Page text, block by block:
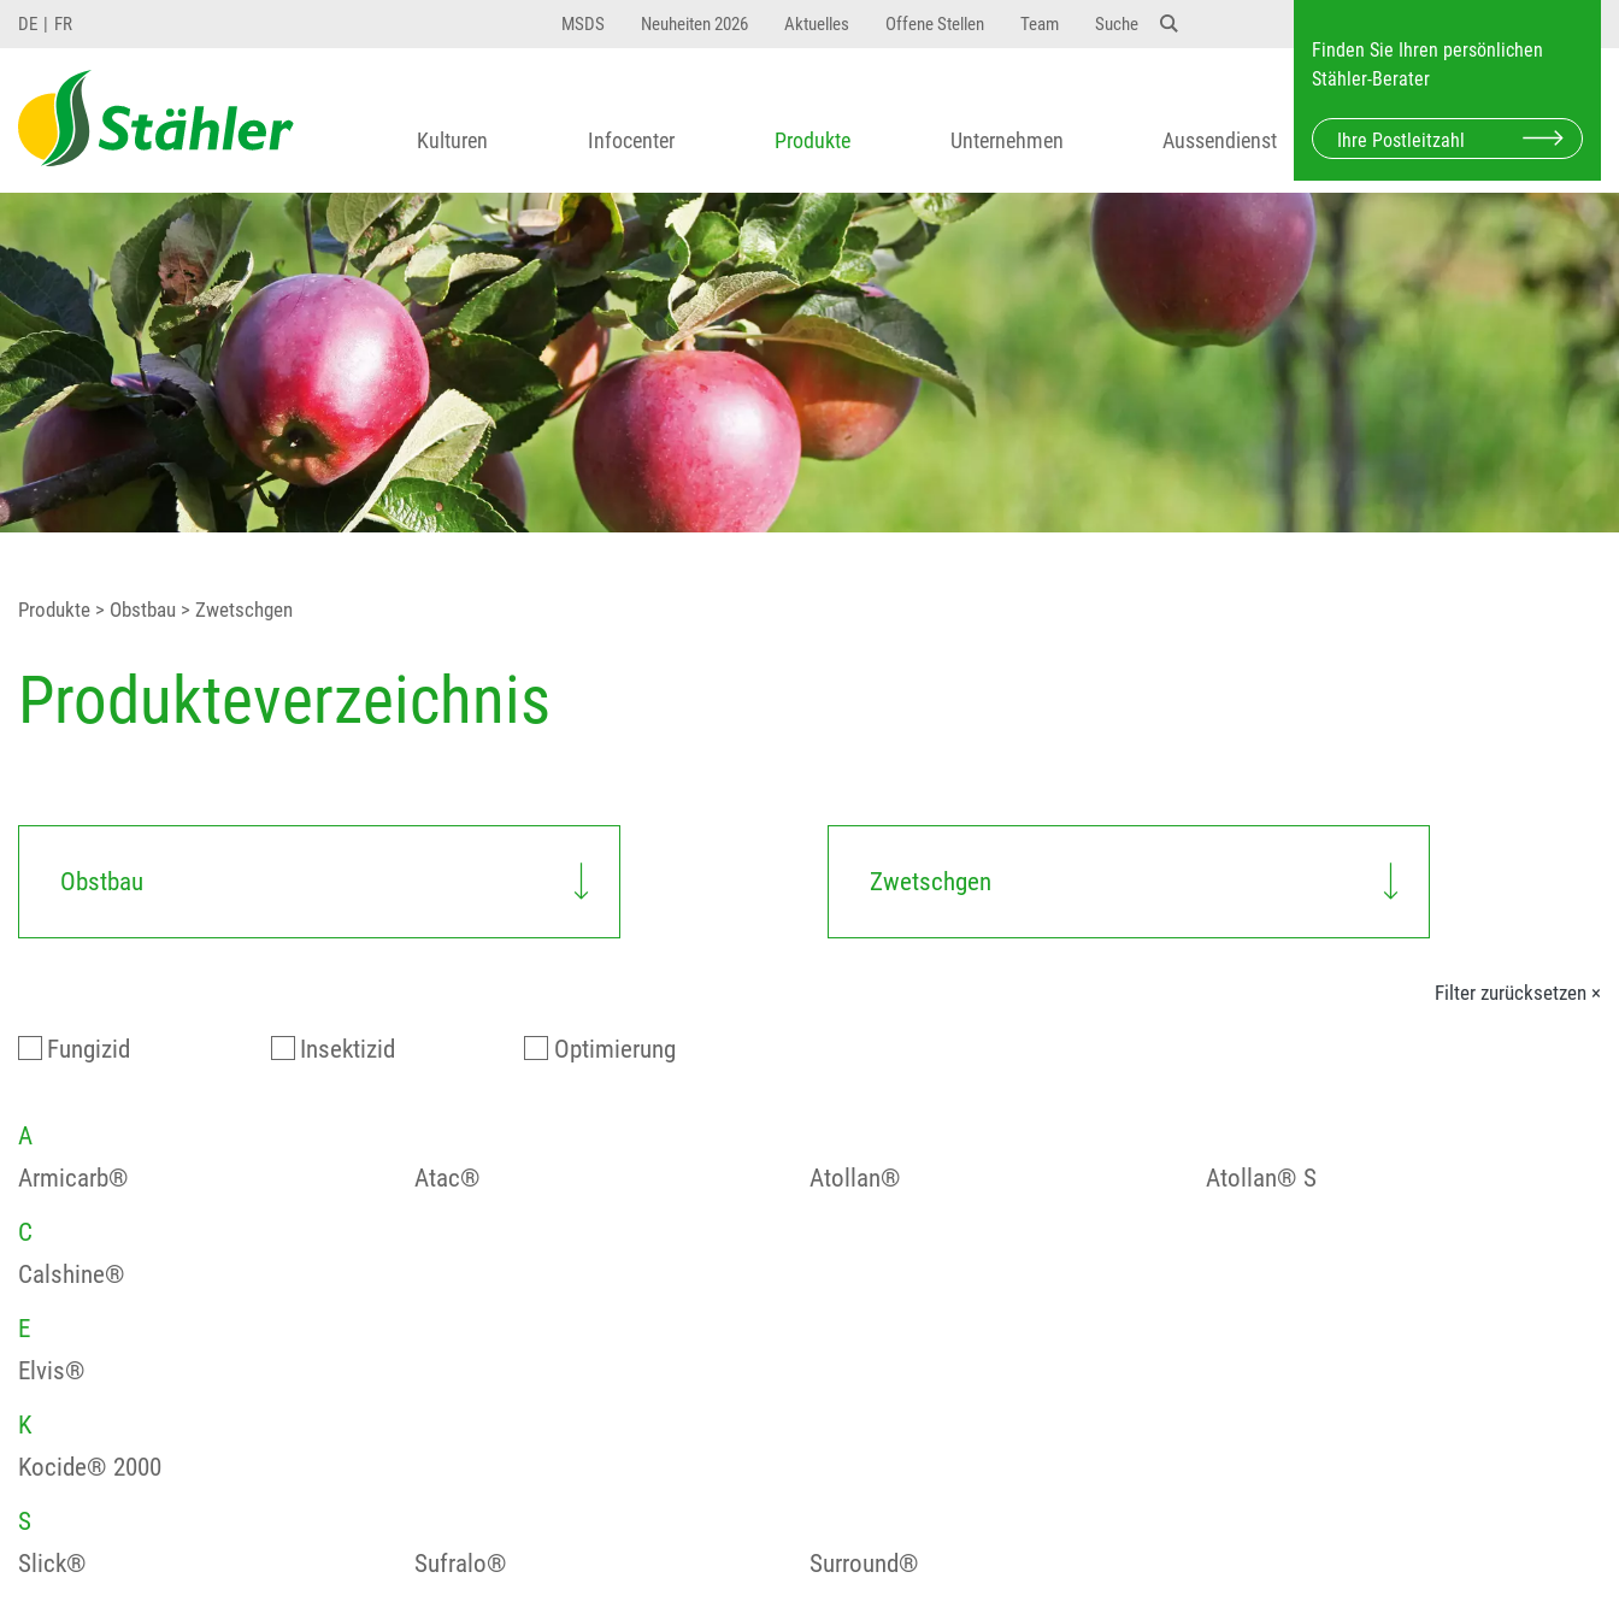
DE FR MSDS Neuheiten 2026 Aktuelles Offene Stellen Team Suche
Finden Sie Ihren persönlichen
Stähler-Berater
Kulturen Infocenter Produkte Unternehmen Aussendienst
Produkte > Obstbau > Zwetschgen
Produkteverzeichnis
Obstbau Zwetschgen
Filter zurücksetzen ×
Fungizid Insektizid Optimierung
A
Armicarb®
Atac® Atollan®
Atollan® S
C
Calshine®
E
Elvis®
K
Kocide® 2000
S
Slick®
Sufralo® Surround®